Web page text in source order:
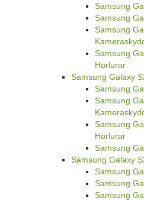
Samsung
Samsung
Samsung
Samsung
Hörlurar
Samsung Galaxy
Samsung
Samsung
Samsung
Hörlurar
Samsung
Samsung Galaxy
Samsung
Samsung
Samsung